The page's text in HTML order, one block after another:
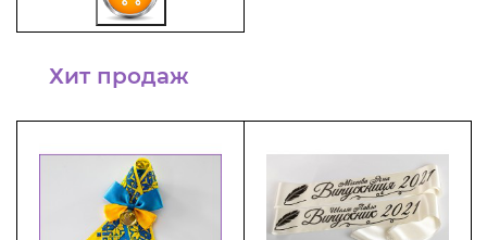
Хит продаж